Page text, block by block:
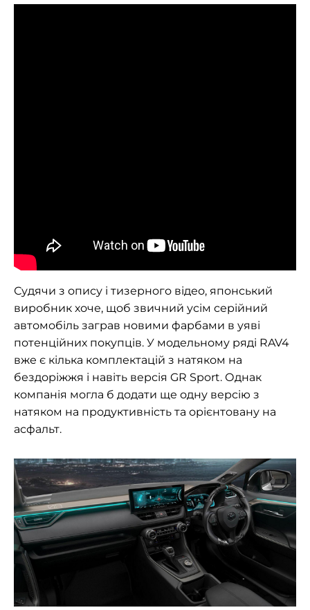
Судячи з опису і тизерного відео, японський
виробник хоче, щоб звичний усім серійний
автомобіль заграв новими фарбами в уяві
потенційних покупців. У модельному ряді RAV4
вже є кілька комплектацій з натяком на
бездоріжжя і навіть версія GR Sport. Однак
компанія могла б додати ще одну версію з
натяком на продуктивність та орієнтовану на
асфальт.